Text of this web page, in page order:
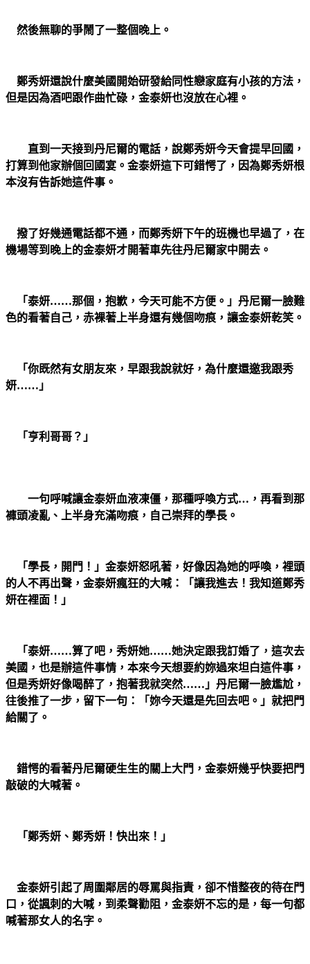
然後無聊的爭鬧了一整個晚上。
鄭秀妍還說什麼美國開始研發給同性戀家庭有小孩的方法，
但是因為酒吧跟作曲忙碌，金泰妍也沒放在心裡。
直到一天接到丹尼爾的電話，說鄭秀妍今天會提早回國，
打算到他家辦個回國宴。金泰妍這下可錯愕了，因為鄭秀妍根
本沒有告訴她這件事。
撥了好幾通電話都不通，而鄭秀妍下午的班機也早過了，在
機場等到晚上的金泰妍才開著車先往丹尼爾家中開去。
「泰妍……那個，抱歉，今天可能不方便。」丹尼爾一臉難
色的看著自己，赤裸著上半身還有幾個吻痕，讓金泰妍乾笑。
「你既然有女朋友來，早跟我說就好，為什麼還邀我跟秀
妍……」
「亨利哥哥？」
一句呼喊讓金泰妍血液凍僵，那種呼喚方式…，再看到那
褲頭凌亂、上半身充滿吻痕，自己崇拜的學長。
「學長，開門！」金泰妍怒吼著，好像因為她的呼喚，裡頭
的人不再出聲，金泰妍瘋狂的大喊：「讓我進去！我知道鄭秀
妍在裡面！」
「泰妍……算了吧，秀妍她……她決定跟我訂婚了，這次去
美國，也是辦這件事情，本來今天想要約妳過來坦白這件事，
但是秀妍好像喝醉了，抱著我就突然……」丹尼爾一臉尷尬，
往後推了一步，留下一句：「妳今天還是先回去吧。」就把門
給關了。
錯愕的看著丹尼爾硬生生的關上大門，金泰妍幾乎快要把門
敲破的大喊著。
「鄭秀妍、鄭秀妍！快出來！」
金泰妍引起了周圍鄰居的辱罵與指責，卻不惜整夜的待在門
口，從諷刺的大喊，到柔聲勸阻，金泰妍不忘的是，每一句都
喊著那女人的名字。